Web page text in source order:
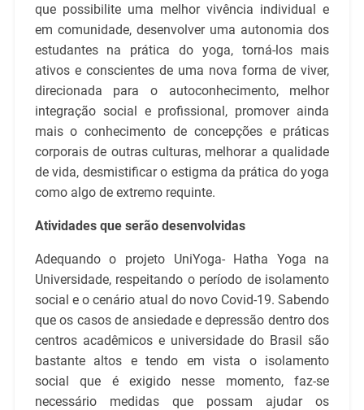
que possibilite uma melhor vivência individual e
em comunidade, desenvolver uma autonomia dos
estudantes na prática do yoga, torná-los mais
ativos e conscientes de uma nova forma de viver,
direcionada para o autoconhecimento, melhor
integração social e profissional, promover ainda
mais o conhecimento de concepções e práticas
corporais de outras culturas, melhorar a qualidade
de vida, desmistificar o estigma da prática do yoga
como algo de extremo requinte.
Atividades que serão desenvolvidas
Adequando o projeto UniYoga- Hatha Yoga na
Universidade, respeitando o período de isolamento
social e o cenário atual do novo Covid-19. Sabendo
que os casos de ansiedade e depressão dentro dos
centros acadêmicos e universidade do Brasil são
bastante altos e tendo em vista o isolamento
social que é exigido nesse momento, faz-se
necessário medidas que possam ajudar os